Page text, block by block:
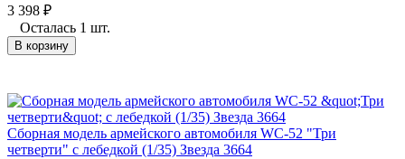
3 398 ₽
Осталась 1 шт.
В корзину
Сборная модель армейского автомобиля WC-52 "Три
четверти" с лебедкой (1/35) Звезда 3664